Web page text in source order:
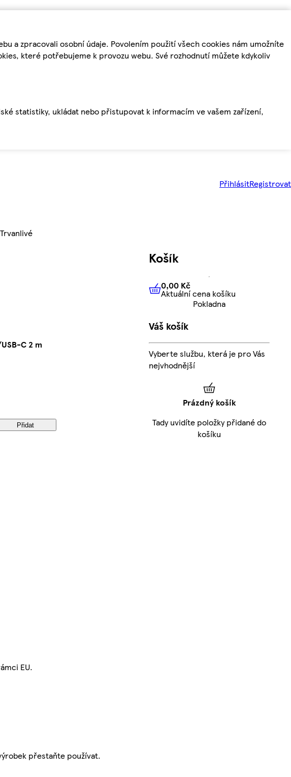
a zpracovali osobní údaje. Povolením použití všech cookies nám umožníte
které potřebujeme k provozu webu. Své rozhodnutí můžete kdykoliv
statistiky, ukládat nebo přistupovat k informacím ve vašem zařízení,
PřihlásitRegistrovat
Trvanlivé
C 2 m
Přidat
EU.
přestaňte používat.
Košík
0,00 KčAktuální cena košíku
0,00 Kč
Aktuální cena košíku
Pokladna
Váš košík
Vyberte službu, která je pro Vás
nejvhodnější
Prázdný košík
Tady uvidíte položky přidané do
košíku